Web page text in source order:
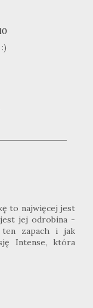
to najwięcej jest
jej odrobina -
ten zapach i jak
Intense, która